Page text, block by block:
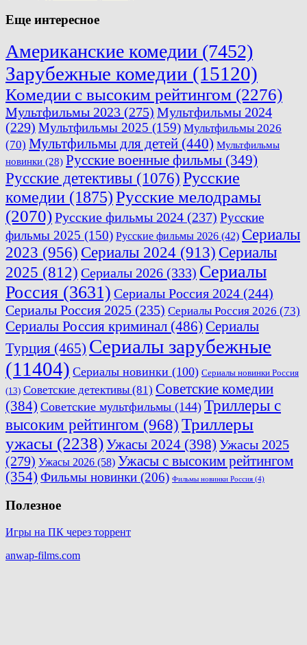
Еще интересное
Американские комедии (7452)
Зарубежные комедии (15120)
Комедии с высоким рейтингом (2276)
Мультфильмы 2023 (275) Мультфильмы 2024
(229) Мультфильмы 2025 (159) Мультфильмы 2026
(70) Мультфильмы для детей (440) Мультфильмы
новинки (28) Русские военные фильмы (349)
Русские детективы (1076)Русские
комедии (1875)Русские мелодрамы
(2070)Русские фильмы 2024 (237) Русские
фильмы 2025 (150) Русские фильмы 2026 (42) Сериалы
2023 (956) Сериалы 2024 (913) Сериалы
2025 (812) Сериалы 2026 (333) Сериалы
Россия (3631) Сериалы Россия 2024 (244)
Сериалы Россия 2025 (235) Сериалы Россия 2026 (73)
Сериалы Россия криминал (486) Сериалы
Турция (465) Сериалы зарубежные
(11404) Сериалы новинки (100) Сериалы новинки Россия
(13) Советские детективы (81) Советские комедии
(384) Советские мультфильмы (144) Триллеры с
высоким рейтингом (968) Триллеры
ужасы (2238)Ужасы 2024 (398) Ужасы 2025
(279) Ужасы 2026 (58) Ужасы с высоким рейтингом
(354) Фильмы новинки (206) Фильмы новинки Россия (4)
Полезное
Игры на ПК через торрент
anwap-films.com